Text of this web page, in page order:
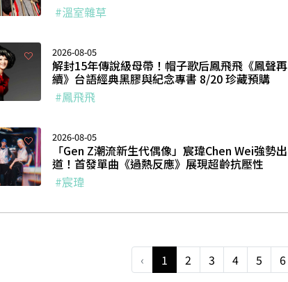
#溫室雜草
2026-08-05
解封15年傳說級母帶！帽子歌后鳳飛飛《鳳聲再
續》台語經典黑膠與紀念專書 8/20 珍藏預購
#鳳飛飛
2026-08-05
「Gen Z潮流新生代偶像」宸瑋Chen Wei強勢出
道！首發單曲《過熱反應》展現超齡抗壓性
#宸瑋
‹ 1 2 3 4 5 6